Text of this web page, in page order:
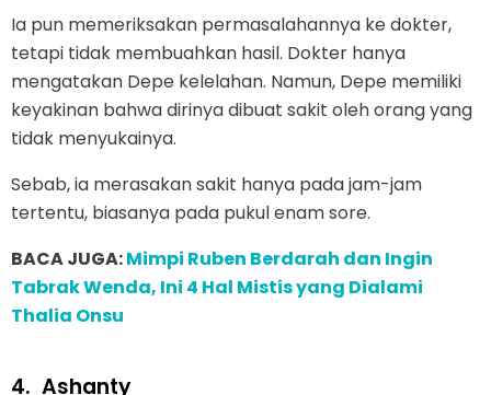
Ia pun memeriksakan permasalahannya ke dokter,
tetapi tidak membuahkan hasil. Dokter hanya
mengatakan Depe kelelahan. Namun, Depe memiliki
keyakinan bahwa dirinya dibuat sakit oleh orang yang
tidak menyukainya.
Sebab, ia merasakan sakit hanya pada jam-jam
tertentu, biasanya pada pukul enam sore.
BACA JUGA:Mimpi Ruben Berdarah dan Ingin
Tabrak Wenda, Ini 4 Hal Mistis yang Dialami
Thalia Onsu
4. Ashanty